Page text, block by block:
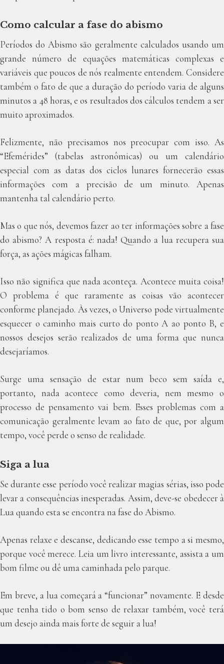
Como calcular a fase do abismo
Períodos do Abismo são geralmente calculados usando um
grande número de equações matemáticas complexas e
variáveis ​​que poucos de nós realmente entendem. Considere
também o fato de que a duração do período varia de alguns
minutos a 48 horas, e os resultados dos cálculos tendem a ser
muito aproximados.
Felizmente, não precisamos nos preocupar com isso. As
“Efemérides” (tabelas astronômicas) ou um calendário
especial com as datas dos ciclos lunares fornecerão essas
informações com a precisão de um minuto. Apenas
mantenha tal calendário perto.
Mas o que nós, devemos fazer ao ter informações sobre a fase
do abismo? A resposta é: nada! Quando a lua recupera sua
força, as ações mágicas falham.
Isso não significa que nada aconteça. Acontece muita coisa!
O problema é que raramente as coisas vão acontecer
conforme planejado. Às vezes, o Universo pode virtualmente
esquecer o caminho mais curto do ponto A ao ponto B, e
nossos desejos serão realizados de uma forma que nunca
desejaríamos.
Surge uma sensação de estar num beco sem saída e,
portanto, nada acontece como deveria, nem mesmo o
processo de pensamento vai bem. Esses problemas com a
comunicação geralmente levam ao fato de que, por algum
tempo, você perde o senso de realidade.
Siga a lua
Se durante esse período você realizar magias sérias, isso pode
levar a consequências inesperadas. Assim, deve-se obedecer à
Lua quando esta se encontra na fase do Abismo.
Apenas relaxe e descanse, dedicando esse tempo a si mesmo,
porque você merece. Leia um livro interessante, assista a um
bom filme ou dê uma caminhada pelo parque.
Em breve, a lua começará a “funcionar” novamente. E desde
que tenha tido o bom senso de relaxar também, você terá
um desejo ainda mais forte de seguir a lua!